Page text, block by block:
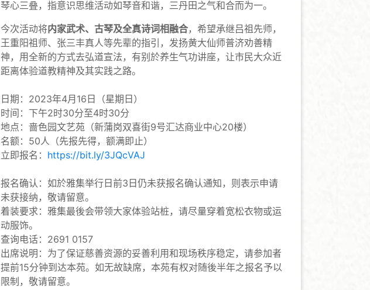
琴心三叠，指意识思维活动如琴音和谐，三丹田之气和合而为一。
今次活动将内家武术、古琴及全真诗词相融合，希望承继吕祖先师，
王重阳祖师、张三丰真人等先辈的指引，发扬黄大仙师普济劝善精
神，用全新的方式去弘道宣法，有别於养生气功讲座，让市民大众近
距离体验道教精神及其实践之路。
日期：2023年4月16日（星期日）
时间：下午2时30分至4时30分
地点：啬色园文艺苑（新蒲岗双喜街9号汇达商业中心20楼）
名额：50人（先报先得，额满即止）
立即报名： https://bit.ly/3JQcVAJ
报名确认：如於雅集举行日前3日仍未获报名确认通知，则表示申请
未获接纳，敬请留意。
着装要求：雅集最後会带领大家体验站桩，请尽量穿着宽松衣物或运
动服饰。
查询电话：2691 0157
出席说明：为了保证慈善资源的妥善利用和现场秩序稳定，请参加者
提前15分钟到达本苑。如无故缺席，本苑有权对随後半年之报名予以
限制，敬请留意。